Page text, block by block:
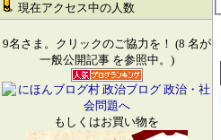
現在アクセス中の人数
9名さま。クリックのご協力を！ (8 名が
一般公開記事 を参照中。)
もしくはお買い物を